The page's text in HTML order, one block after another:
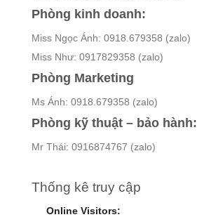
Phòng kinh doanh:
Miss Ngọc Ánh: 0918.679358 (zalo)
Miss Như: 0917829358 (zalo)
Phòng Marketing
Ms Ánh: 0918.679358 (zalo)
Phòng kỹ thuật – bảo hành:
Mr Thái: 0916874767 (zalo)
Thống kê truy cập
Online Visitors: